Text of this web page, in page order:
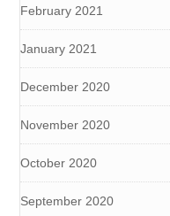
February 2021
January 2021
December 2020
November 2020
October 2020
September 2020